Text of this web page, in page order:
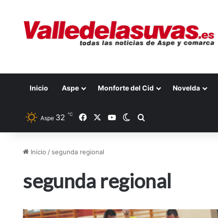
Inicio Aspe Monforte del Cid Novelda
Aspe 32 ℃ FacebookYouTubeSwitch skin
Inicio / segunda regional
segunda regional